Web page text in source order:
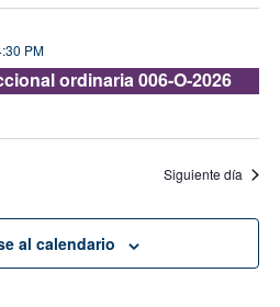
vistas
PM
ordinaria 006-O-2026
Siguiente día
al calendario